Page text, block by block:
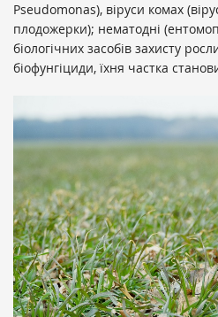
Pseudomonas), віруси комах
плодожерки); нематодні
біологічних засобів захисту
біофунгіциди, їхня частка